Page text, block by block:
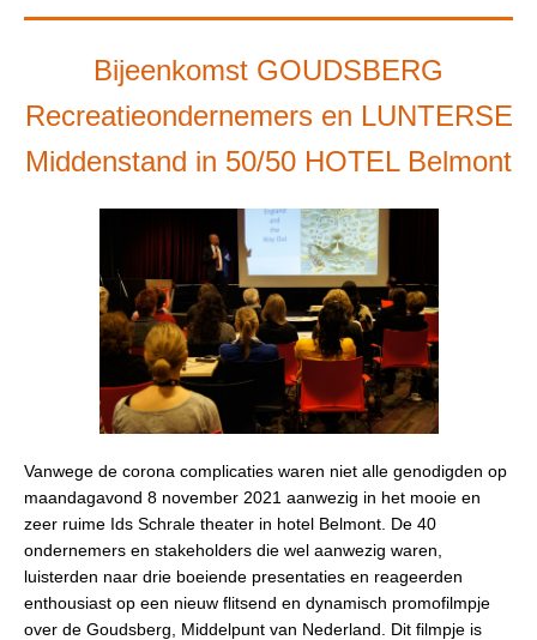
Bijeenkomst GOUDSBERG
Recreatieondernemers en LUNTERSE
Middenstand in 50/50 HOTEL Belmont
Vanwege de corona complicaties waren niet alle genodigden op
maandagavond 8 november 2021 aanwezig in het mooie en
zeer ruime Ids Schrale theater in hotel Belmont. De 40
ondernemers en stakeholders die wel aanwezig waren,
luisterden naar drie boeiende presentaties en reageerden
enthousiast op een nieuw flitsend en dynamisch promofilmpje
over de Goudsberg, Middelpunt van Nederland. Dit filmpje is